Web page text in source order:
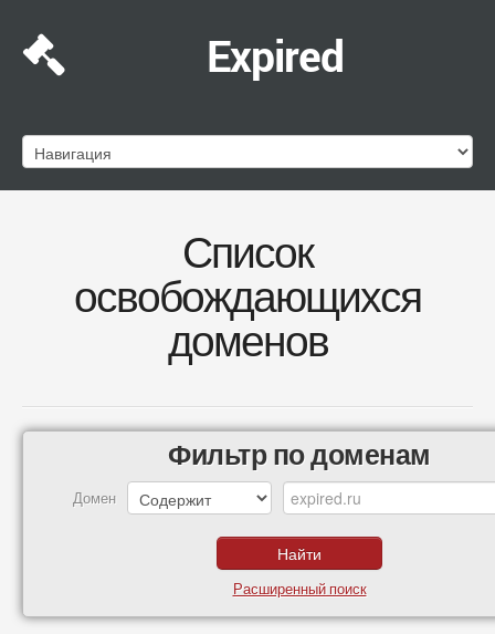
Expired
Список
освобождающихся
доменов
Фильтр по доменам
Домен
Расширенный поиск